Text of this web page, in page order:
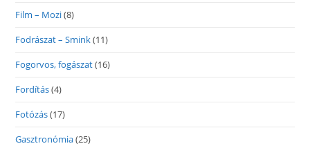
Film – Mozi(8)
Fodrászat – Smink(11)
Fogorvos, fogászat(16)
Fordítás(4)
Fotózás(17)
Gasztronómia(25)